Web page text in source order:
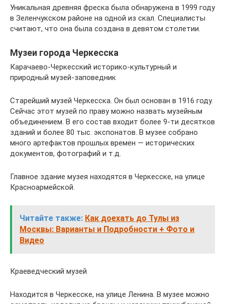
Уникальная древняя фреска была обнаружена в 1999 году
в Зеленчукском районе на одной из скал. Специалисты
считают, что она была создана в девятом столетии.
Музеи города Черкесска
Карачаево-Черкесский историко-культурный и
природный музей-заповедник
Старейший музей Черкесска. Он был основан в 1916 году.
Сейчас этот музей по праву можно назвать музейным
объединением. В его состав входит более 9-ти десятков
зданий и более 80 тыс. экспонатов. В музее собрано
много артефактов прошлых времен — исторических
документов, фотографий и т.д.
Главное здание музея находятся в Черкесске, на улице
Красноармейской.
Читайте также: Как доехать до Тулы из
Москвы: Варианты и Подробности + Фото и
Видео
Краеведческий музей
Находится в Черкесске, на улице Ленина. В музее можно